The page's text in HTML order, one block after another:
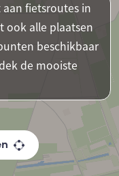
fietsroutes in
ook alle plaatsen
beschikbaar
de mooiste